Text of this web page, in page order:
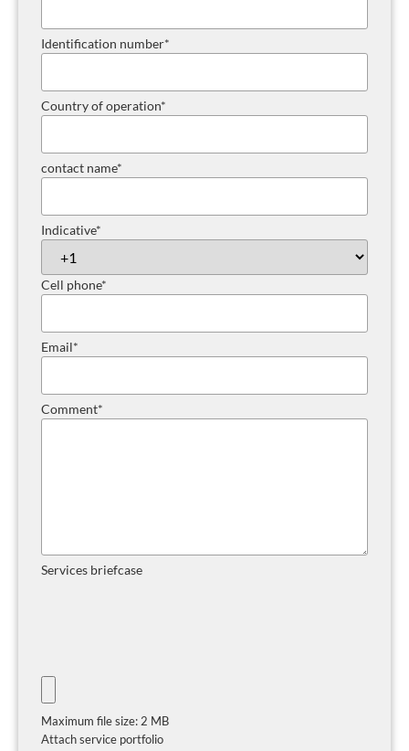
Identification number*
Country of operation*
contact name*
Indicative*
Cell phone*
Email*
Comment*
Services briefcase
Maximum file size: 2 MB
Attach service portfolio